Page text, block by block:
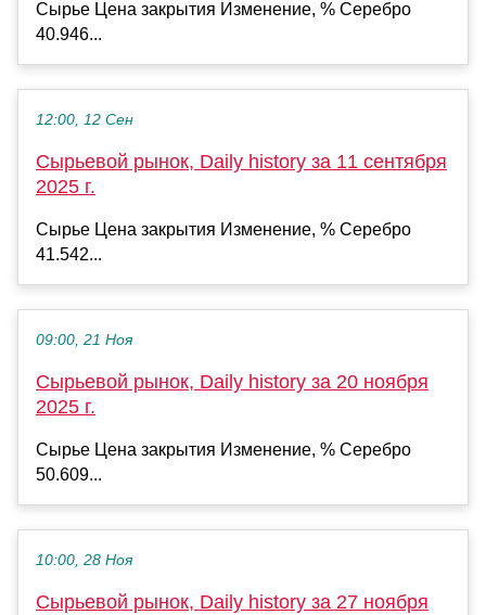
Сырье Цена закрытия Изменение, % Серебро
40.946...
12:00, 12 Сен
Сырьевой рынок, Daily history за 11 сентября
2025 г.
Сырье Цена закрытия Изменение, % Серебро
41.542...
09:00, 21 Ноя
Сырьевой рынок, Daily history за 20 ноября
2025 г.
Сырье Цена закрытия Изменение, % Серебро
50.609...
10:00, 28 Ноя
Сырьевой рынок, Daily history за 27 ноября